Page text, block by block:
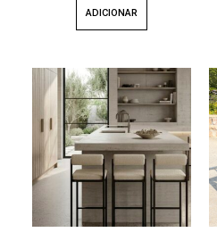
ADICIONAR